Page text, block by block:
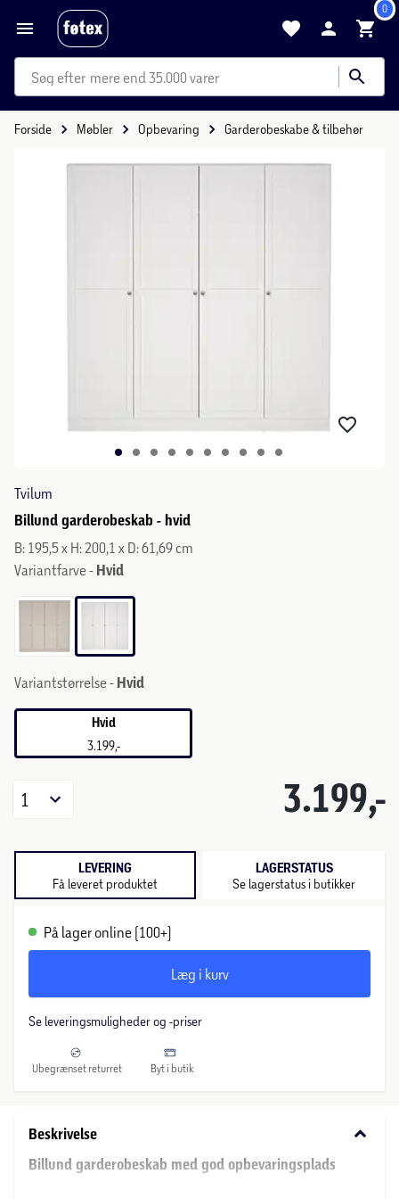
0
mere end 35.000 varer
Forside Møbler Opbevaring Garderobeskabe & tilbehør
Tvilum
Billund garderobeskab - hvid
B: 195,5 x H: 200,1 x D: 61,69 cm
Variantfarve - Hvid
Variantstørrelse - Hvid
Hvid
3.199,-
3.199,-
1
LEVERING
Få leveret produktet
LAGERSTATUS
Se lagerstatus i butikker
På lager online (100+)
Læg i kurv
Se leveringsmuligheder og -priser
Ubegrænset returret Byt i butik
Beskrivelse keyboard_arrow_down
Billund garderobeskab med god opbevaringsplads